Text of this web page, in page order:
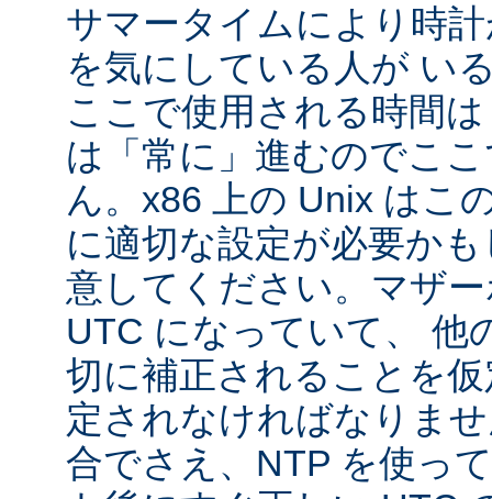
サマータイムにより時
を気にしている人が い
ここで使用される時間
は「常に」進むのでこ
ん。x86 上の Unix はこ
に適切な設定が必要か
意してください。マザ
UTC になっていて、 他
切に補正されることを
定されなければなりま
合でさえ、NTP を使っ